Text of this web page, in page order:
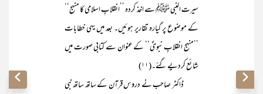
سیرت النبی ﷺ سے اخذ کردہ ’’انقلابِ اسلامی کا منہج‘‘
کے موضوع پر گیارہ تقاریر ہوئیں۔ بعد میں یہی خطابات
’’منہج انقلابِ نبویؐ‘‘ کے عنوان سے کتابی صورت میں
شائع کردیے گئے۔(۱۱)
ڈاکٹر صاحب نے دروس قرآن کے ساتھ ساتھ نبی